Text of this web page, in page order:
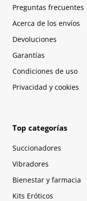
Preguntas frecuentes
Acerca de los envíos
Devoluciones
Garantías
Condiciones de uso
Privacidad y cookies
Top categorías
Succionadores
Vibradores
Bienestar y farmacia
Kits Eróticos